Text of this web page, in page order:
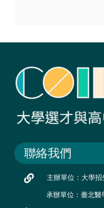
聯絡我們
主辦單位：大學
承辦單位：臺北醫